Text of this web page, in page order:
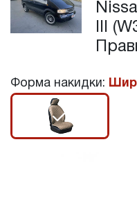
III
Форма накидки:
r